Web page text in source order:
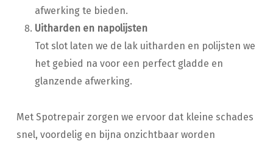
afwerking te bieden.
Uitharden en napolijsten
Tot slot laten we de lak uitharden en polijsten we
het gebied na voor een perfect gladde en
glanzende afwerking.
Met Spotrepair zorgen we ervoor dat kleine schades
snel, voordelig en bijna onzichtbaar worden